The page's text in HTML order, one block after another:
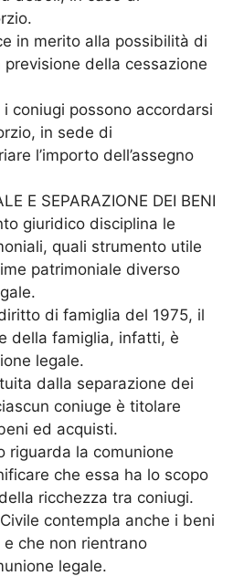
in merito alla possibilità di
della cessazione
coniugi possono accordarsi
in sede di
l’importo dell’assegno
E SEPARAZIONE DEI BENI
giuridico disciplina le
quali strumento utile
patrimoniale diverso
di famiglia del 1975, il
della famiglia, infatti, è
legale.
dalla separazione dei
coniuge è titolare
ed acquisti.
riguarda la comunione
che essa ha lo scopo
ricchezza tra coniugi.
contempla anche i beni
che non rientrano
legale.